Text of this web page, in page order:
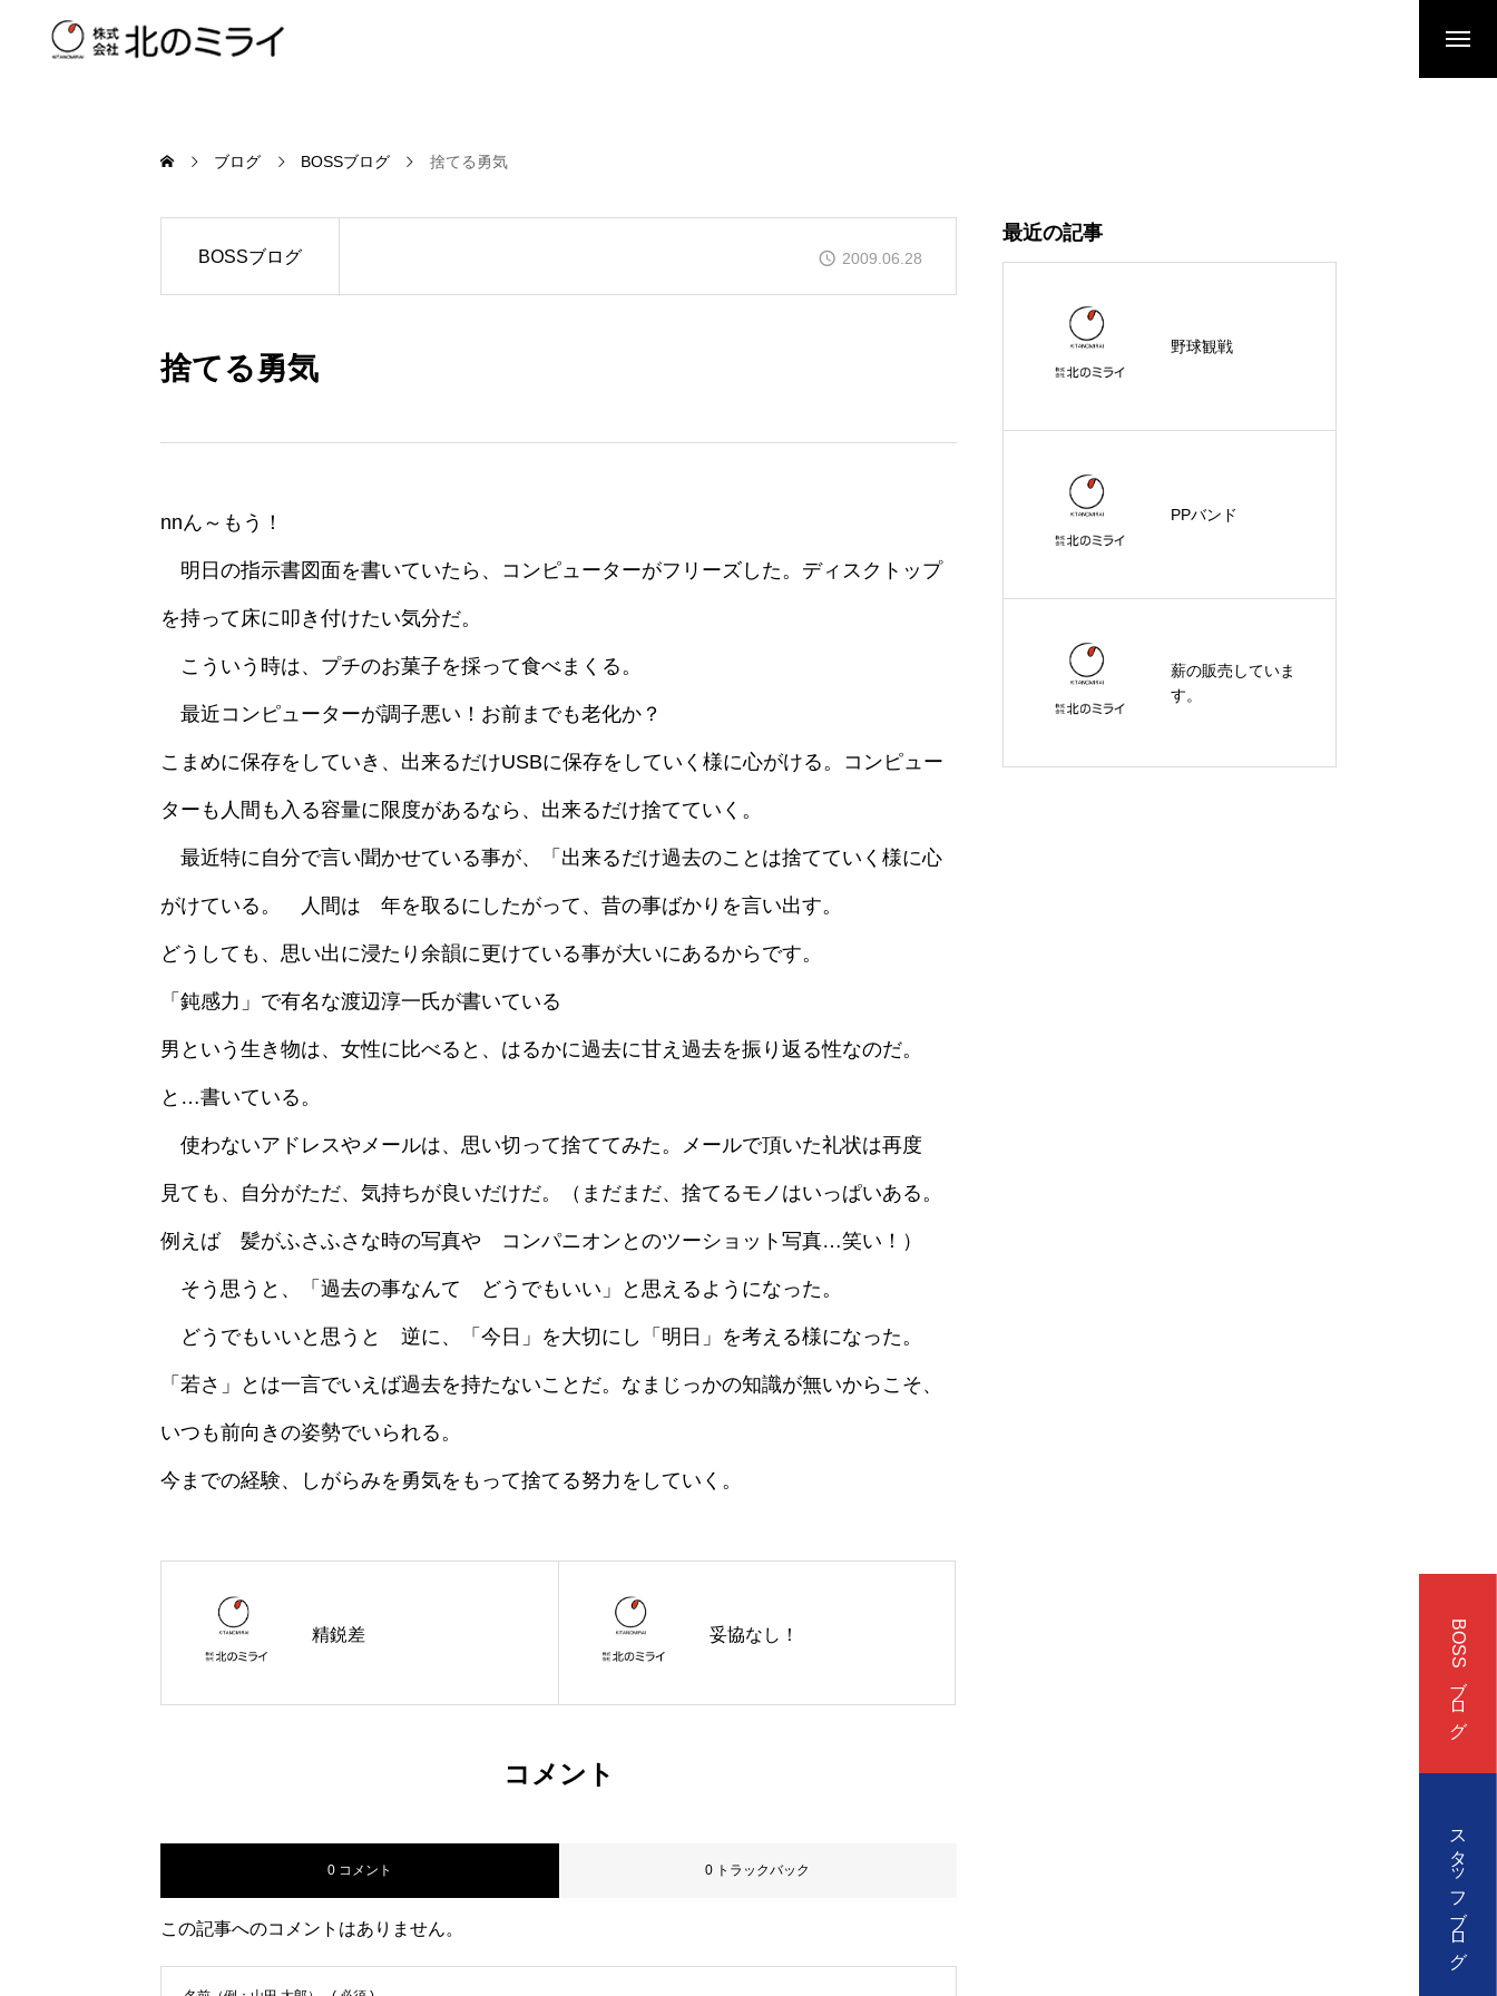
採用情報
BOSSブログ
スタッフブログ
ブログ BOSSブログ 捨てる勇気
BOSSブログ 2009.06.28
捨てる勇気
nnん～もう！
明日の指示書図面を書いていたら、コンピューターがフリーズした。ディスクトップ
を持って床に叩き付けたい気分だ。
こういう時は、プチのお菓子を採って食べまくる。
最近コンピューターが調子悪い！お前までも老化か？
こまめに保存をしていき、出来るだけUSBに保存をしていく様に心がける。コンピュー
ターも人間も入る容量に限度があるなら、出来るだけ捨てていく。
最近特に自分で言い聞かせている事が、「出来るだけ過去のことは捨てていく様に心
がけている。 人間は 年を取るにしたがって、昔の事ばかりを言い出す。
どうしても、思い出に浸たり余韻に更けている事が大いにあるからです。
「鈍感力」で有名な渡辺淳一氏が書いている
男という生き物は、女性に比べると、はるかに過去に甘え過去を振り返る性なのだ。
と…書いている。
使わないアドレスやメールは、思い切って捨ててみた。メールで頂いた礼状は再度
見ても、自分がただ、気持ちが良いだけだ。（まだまだ、捨てるモノはいっぱいある。
例えば 髪がふさふさな時の写真や コンパニオンとのツーショット写真…笑い！）
そう思うと、「過去の事なんて どうでもいい」と思えるようになった。
どうでもいいと思うと 逆に、「今日」を大切にし「明日」を考える様になった。
「若さ」とは一言でいえば過去を持たないことだ。なまじっかの知識が無いからこそ、
いつも前向きの姿勢でいられる。
今までの経験、しがらみを勇気をもって捨てる努力をしていく。
精鋭差 妥協なし！
コメント
0 コメント 0 トラックバック
この記事へのコメントはありません。
最近の記事
野球観戦
PPバンド
薪の販売していま
す。